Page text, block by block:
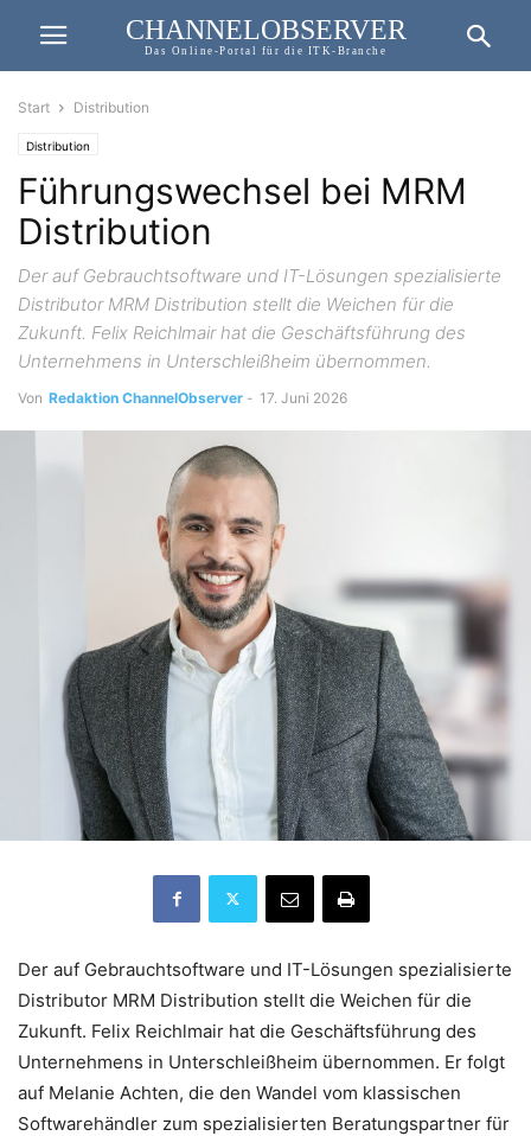
CHANNELOBSERVER
Das Online-Portal für die ITK-Branche
Start Distribution
Distribution
Führungswechsel bei MRM
Distribution
Der auf Gebrauchtsoftware und IT-Lösungen spezialisierte
Distributor MRM Distribution stellt die Weichen für die
Zukunft. Felix Reichlmair hat die Geschäftsführung des
Unternehmens in Unterschleißheim übernommen.
Von Redaktion ChannelObserver - 17. Juni 2026
Der auf Gebrauchtsoftware und IT-Lösungen spezialisierte
Distributor MRM Distribution stellt die Weichen für die
Zukunft. Felix Reichlmair hat die Geschäftsführung des
Unternehmens in Unterschleißheim übernommen. Er folgt
auf Melanie Achten, die den Wandel vom klassischen
Softwarehändler zum spezialisierten Beratungspartner für